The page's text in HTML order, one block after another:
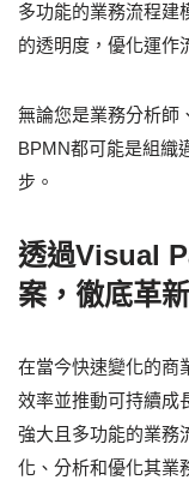
多功能的業務流程建
的透明度，優化運作
無論您是業務分析師
BPMN都可能是組織
步。
透過Visual
案，徹底革
在當今快速變化的商
效率並推動可持續成
強大且多功能的業務
化、分析和優化其業